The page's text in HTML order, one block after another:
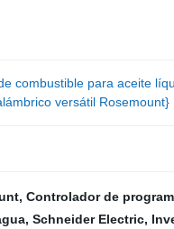
combustible para aceite
versátil Rosemount}
, Controlador de
, Schneider Electric,